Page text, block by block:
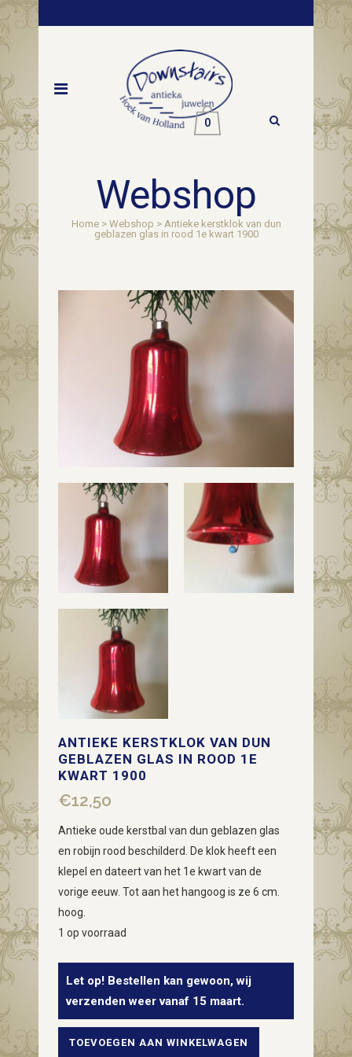
0
Webshop
Home> Webshop > Antieke kerstklok van dun
geblazen glas in rood 1e kwart 1900
ANTIEKE KERSTKLOK VAN DUN
GEBLAZEN GLAS IN ROOD 1E
KWART 1900
€12,50
Antieke oude kerstbal van dun geblazen glas
en robijn rood beschilderd. De klok heeft een
klepel en dateert van het 1e kwart van de
vorige eeuw. Tot aan het hangoog is ze 6 cm.
hoog.
1 op voorraad
Let op! Bestellen kan gewoon, wij
verzenden weer vanaf 15 maart.
Antieke
TOEVOEGEN AAN WINKELWAGEN